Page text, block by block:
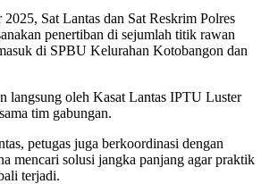
2025, Sat Lantas dan Sat Reskrim Polres
penertiban di sejumlah titik rawan
di SPBU Kelurahan Kotobangon dan
langsung oleh Kasat Lantas IPTU Luster
tim gabungan.
petugas juga berkoordinasi dengan
mencari solusi jangka panjang agar praktik
terjadi.